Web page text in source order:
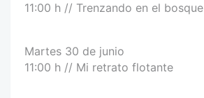
11:00 h // Trenzando en el bosque
Martes 30 de junio
11:00 h // Mi retrato flotante